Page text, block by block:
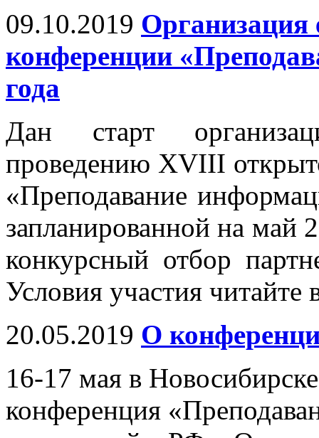
09.10.2019 Организация
конференции
года
Дан старт
проведению XVIII
«Преподавание
запланированной на май
конкурсный отбор
Условия участия читайте
20.05.2019 О
16-17 мая в
конференция